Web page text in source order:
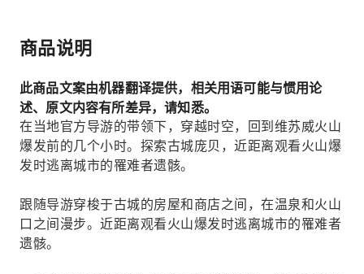
商品说明
此商品文案由机器翻译提供，相关用语可能与惯用论
述、原文内容有所差异，请知悉。
在当地官方导游的带领下，穿越时空，回到维苏威火山
爆发前的几个小时。探索古城庞贝，近距离观看火山爆
发时逃离城市的罹难者遗骸。
跟随导游穿梭于古城的房屋和商店之间，在温泉和火山
口之间漫步。近距离观看火山爆发时逃离城市的罹难者
遗骸。